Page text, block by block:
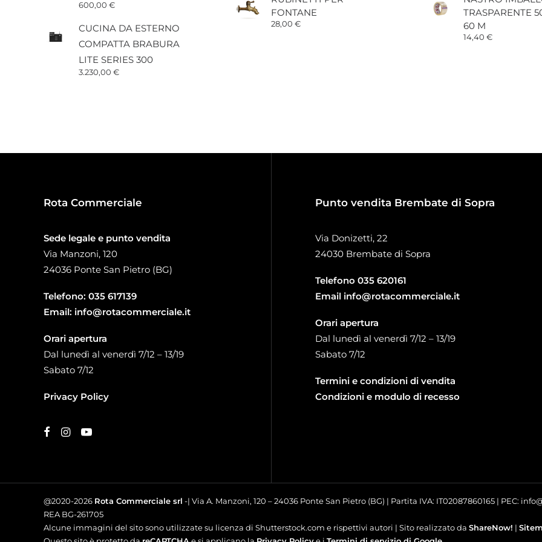
600,00 €
CUCINA DA ESTERNO
COMPATTA BRABURA
LITE SERIES 300
3.230,00 €
FONTANE
28,00 €
TRASPARENTE
60 M
14,40 €
Rota Commerciale
Sede legale e punto vendita
Via Manzoni, 120
24036 Ponte San Pietro (BG)
Telefono: 035 617139
Email: info@rotacommerciale.it
Orari apertura
Dal lunedì al venerdì 7/12 – 13/19
Sabato 7/12
Privacy Policy
Punto vendita Brembate di Sopra
Via Donizetti, 22
24030 Brembate di Sopra
Telefono 035 620161
Email info@rotacommerciale.it
Orari apertura
Dal lunedì al venerdì 7/12 – 13/19
Sabato 7/12
Termini e condizioni di vendita
Condizioni e modulo di recesso
@2020-2026 Rota Commerciale srl -| Via A. Manzoni, 120 – 24036 Ponte San Pietro (BG) | Partita IVA: IT02087860165 | PEC:
REA BG-261705
Alcune immagini del sito sono utilizzate su licenza di Shutterstock.com e rispettivi autori | Sito realizzato da ShareNow! |